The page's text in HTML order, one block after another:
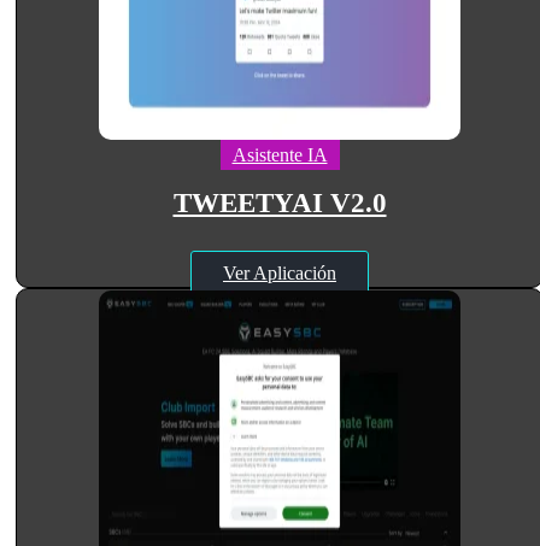
Asistente IA
TWEETYAI V2.0
Ver Aplicación